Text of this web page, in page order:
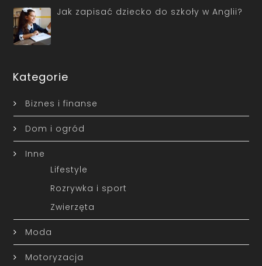
Jak zapisać dziecko do szkoły w Anglii?
Kategorie
Biznes i finanse
Dom i ogród
Inne
Lifestyle
Rozrywka i sport
Zwierzęta
Moda
Motoryzacja